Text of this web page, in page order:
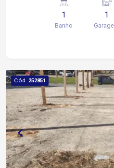
área útil, o espaço conta
1 vaga de garagem
praticidade e conforto para o
conhecer!
1
Banho
1
Cód. 252851